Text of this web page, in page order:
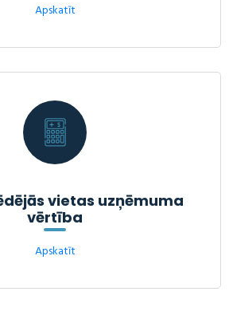
Apskatīt
vietas uzņēmuma
vērtība
Apskatīt